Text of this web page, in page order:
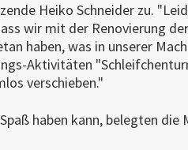
Heiko Schneider zu.
wir mit der Renovierung
haben, was in unserer
Aktivitäten
verschieben."
haben kann, belegten